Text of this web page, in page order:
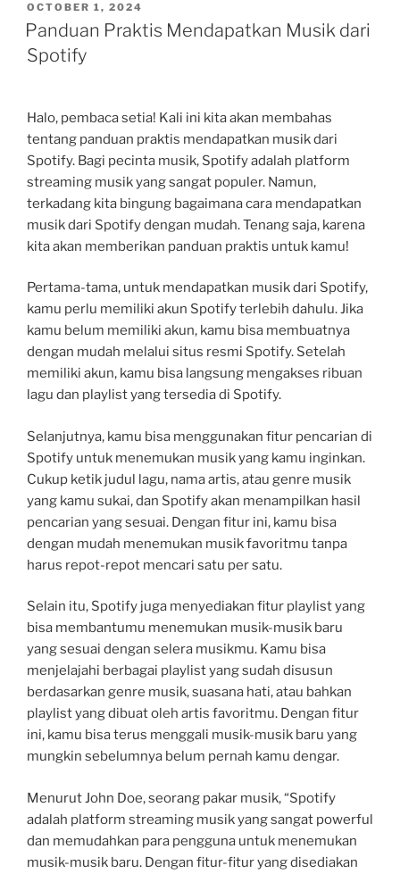
POSTED
ON
OCTOBER 1, 2024
Panduan Praktis Mendapatkan Musik dari
Spotify
Halo, pembaca setia! Kali ini kita akan membahas
tentang panduan praktis mendapatkan musik dari
Spotify. Bagi pecinta musik, Spotify adalah platform
streaming musik yang sangat populer. Namun,
terkadang kita bingung bagaimana cara mendapatkan
musik dari Spotify dengan mudah. Tenang saja, karena
kita akan memberikan panduan praktis untuk kamu!
Pertama-tama, untuk mendapatkan musik dari Spotify,
kamu perlu memiliki akun Spotify terlebih dahulu. Jika
kamu belum memiliki akun, kamu bisa membuatnya
dengan mudah melalui situs resmi Spotify. Setelah
memiliki akun, kamu bisa langsung mengakses ribuan
lagu dan playlist yang tersedia di Spotify.
Selanjutnya, kamu bisa menggunakan fitur pencarian di
Spotify untuk menemukan musik yang kamu inginkan.
Cukup ketik judul lagu, nama artis, atau genre musik
yang kamu sukai, dan Spotify akan menampilkan hasil
pencarian yang sesuai. Dengan fitur ini, kamu bisa
dengan mudah menemukan musik favoritmu tanpa
harus repot-repot mencari satu per satu.
Selain itu, Spotify juga menyediakan fitur playlist yang
bisa membantumu menemukan musik-musik baru
yang sesuai dengan selera musikmu. Kamu bisa
menjelajahi berbagai playlist yang sudah disusun
berdasarkan genre musik, suasana hati, atau bahkan
playlist yang dibuat oleh artis favoritmu. Dengan fitur
ini, kamu bisa terus menggali musik-musik baru yang
mungkin sebelumnya belum pernah kamu dengar.
Menurut John Doe, seorang pakar musik, “Spotify
adalah platform streaming musik yang sangat powerful
dan memudahkan para pengguna untuk menemukan
musik-musik baru. Dengan fitur-fitur yang disediakan